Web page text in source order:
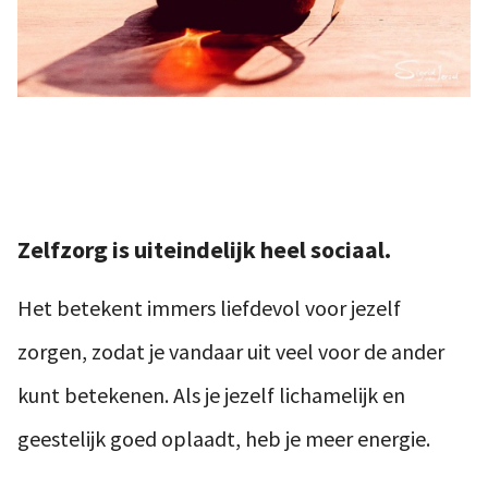
Zelfzorg is uiteindelijk heel sociaal.
Het betekent immers liefdevol voor jezelf
zorgen, zodat je vandaar uit veel voor de ander
kunt betekenen. Als je jezelf lichamelijk en
geestelijk goed oplaadt, heb je meer energie.